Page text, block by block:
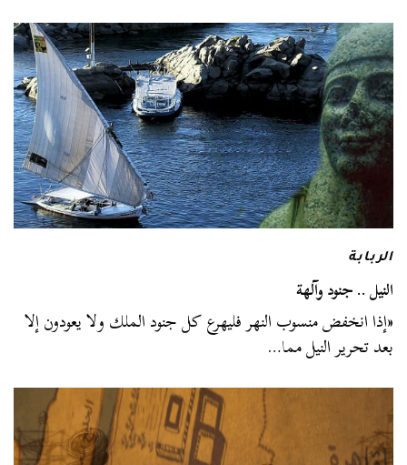
الربابة
النيل .. جنود وآلهة
«إذا انخفض منسوب النهر فليهرع كل جنود الملك ولا يعودون إلا
بعد تحرير النيل مما…